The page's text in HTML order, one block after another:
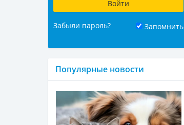
Забыли пароль? Запомнить
Популярные новости